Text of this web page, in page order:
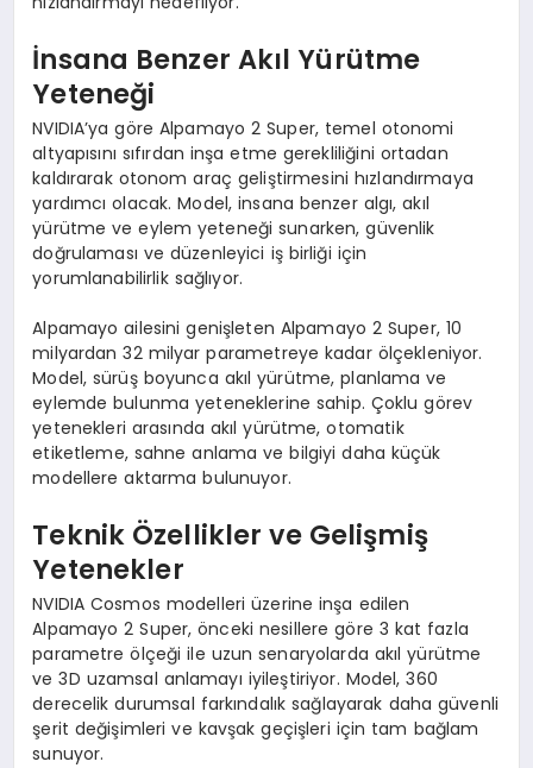
İnsana Benzer Akıl Yürütme
Yeteneği
NVIDIA’ya göre Alpamayo 2 Super, temel otonomi
altyapısını sıfırdan inşa etme gerekliliğini ortadan
kaldırarak otonom araç geliştirmesini hızlandırmaya
yardımcı olacak. Model, insana benzer algı, akıl
yürütme ve eylem yeteneği sunarken, güvenlik
doğrulaması ve düzenleyici iş birliği için
yorumlanabilirlik sağlıyor.
Alpamayo ailesini genişleten Alpamayo 2 Super, 10
milyardan 32 milyar parametreye kadar ölçekleniyor.
Model, sürüş boyunca akıl yürütme, planlama ve
eylemde bulunma yeteneklerine sahip. Çoklu görev
yetenekleri arasında akıl yürütme, otomatik
etiketleme, sahne anlama ve bilgiyi daha küçük
modellere aktarma bulunuyor.
Teknik Özellikler ve Gelişmiş
Yetenekler
NVIDIA Cosmos modelleri üzerine inşa edilen
Alpamayo 2 Super, önceki nesillere göre 3 kat fazla
parametre ölçeği ile uzun senaryolarda akıl yürütme
ve 3D uzamsal anlamayı iyileştiriyor. Model, 360
derecelik durumsal farkındalık sağlayarak daha güvenli
şerit değişimleri ve kavşak geçişleri için tam bağlam
sunuyor.